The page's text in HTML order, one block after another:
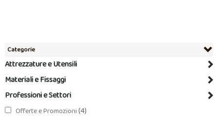
Categorie
Attrezzature e Utensili
Materiali e Fissaggi
Professioni e Settori
Offerte e Promozioni(4)